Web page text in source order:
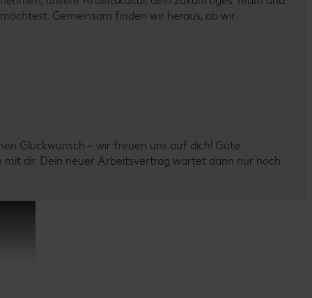
Gemeinsam finden wir heraus, ob wir
Glückwunsch – wir freuen uns auf dich! Gute
dir. Dein neuer Arbeitsvertrag wartet dann nur noch